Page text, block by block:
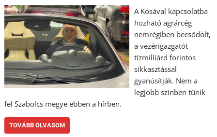
A Kósával kapcsolatba
hozható agrárcég
nemrégiben becsődölt,
a vezérigazgatót
tízmilliárd forintos
sikkasztással
gyanúsítják. Nem a
legjobb színben tűnik
fel Szabolcs megye ebben a hírben.
TOVÁBB OLVASOM